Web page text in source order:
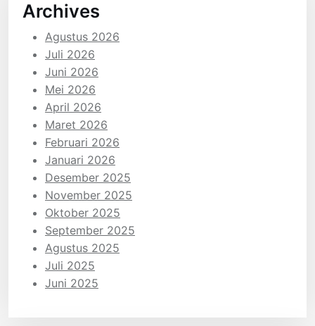
Archives
Agustus 2026
Juli 2026
Juni 2026
Mei 2026
April 2026
Maret 2026
Februari 2026
Januari 2026
Desember 2025
November 2025
Oktober 2025
September 2025
Agustus 2025
Juli 2025
Juni 2025